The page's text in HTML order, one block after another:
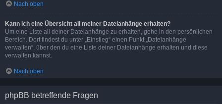
Nach oben
Kann ich eine Übersicht all meiner Dateianhänge erhalten?
Um eine Liste all deiner Dateianhänge zu erhalten, gehe in den persönlichen
Bereich. Dort findest du unter „Einstieg“ einen Punkt „Dateianhänge
verwalten“, über den du eine Liste deiner Dateianhänge erhalten und diese
verwalten kannst.
Nach oben
phpBB betreffende Fragen